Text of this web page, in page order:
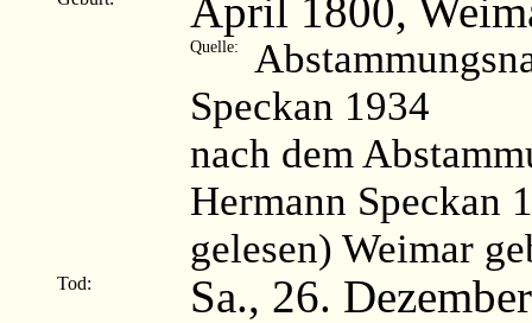
April 1800,
Quelle:
Speckan 1934
nach dem
Hermann Speckan
gelesen) Weimar
Tod: Sa., 26.